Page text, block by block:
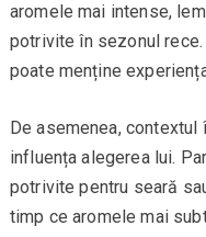
aromele mai intense,
potrivite în sezonul
poate menține
De asemenea,
influența alegerea lui.
potrivite pentru seară
timp ce aromele mai